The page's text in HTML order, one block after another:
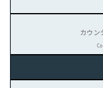
カウン